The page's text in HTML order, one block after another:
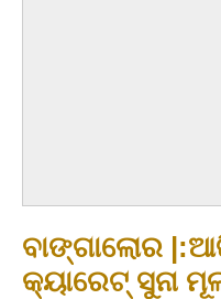
ବାଙ୍ଗାଲୋର
କ୍ୟାରେଟ୍ ସୁନା